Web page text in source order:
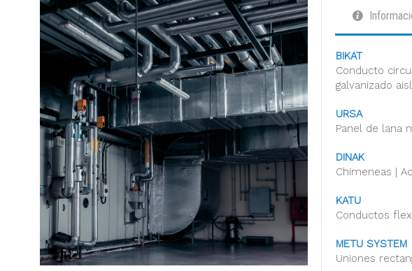
BIKAT
Conducto
galvanizado
URSA
Panel de lana
DINAK
Chimeneas |
KATU
Conductos
METU SYSTEM
Uniones